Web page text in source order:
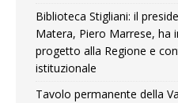
Biblioteca Stigliani: il
Matera, Piero Marrese, ha
progetto alla Regione e
istituzionale
Tavolo permanente della